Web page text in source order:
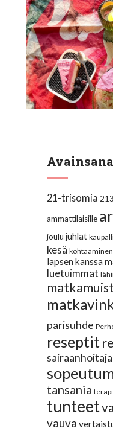
21-trisomia
ammattilaisille
joulu juhlat
kesä kohtaaminen
lapsen kanssa
luetuimmat
parisuhde
reseptit
tansania
tunteet
vauva